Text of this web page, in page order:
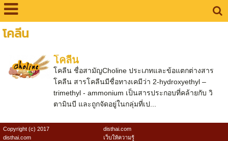
โคลีน
โคลีน
โคลีน ชื่อสามัญCholine ประเภทและข้อแตกต่างสาร
โคลีน สารโคลีนมีชื่อทางเคมีว่า 2-hydroxyethyl –
trimethyl - ammonium เป็นสารประกอบที่คล้ายกับ วิ
ตามินบี และถูกจัดอยู่ในกลุ่มที่เป...
Copyright (c) 2017
disthai.com
disthai.com
เว็บให้ความรู้